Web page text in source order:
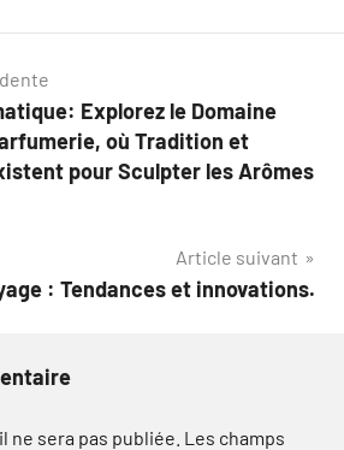
Explorez le Domaine
où Tradition et
pour Sculpter les Arômes
Article suivant
: Tendances et innovations.
ne sera pas publiée. Les champs